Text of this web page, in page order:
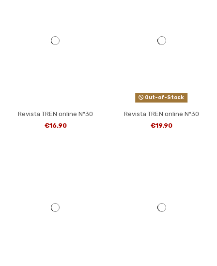
Revista TREN online Nº30
€16.90
Out-of-Stock
Revista TREN online Nº30
€19.90